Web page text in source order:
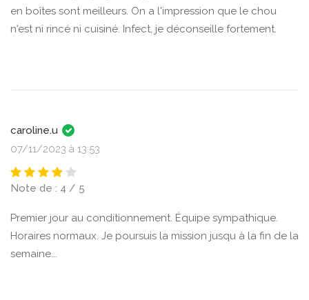
en boîtes sont meilleurs. On a l'impression que le chou
n'est ni rincé ni cuisiné. Infect, je déconseille fortement.
caroline.u
07/11/2023 à 13:53
Note de : 4 / 5
Premier jour au conditionnement. Équipe sympathique.
Horaires normaux. Je poursuis la mission jusqu à la fin de la
semaine...